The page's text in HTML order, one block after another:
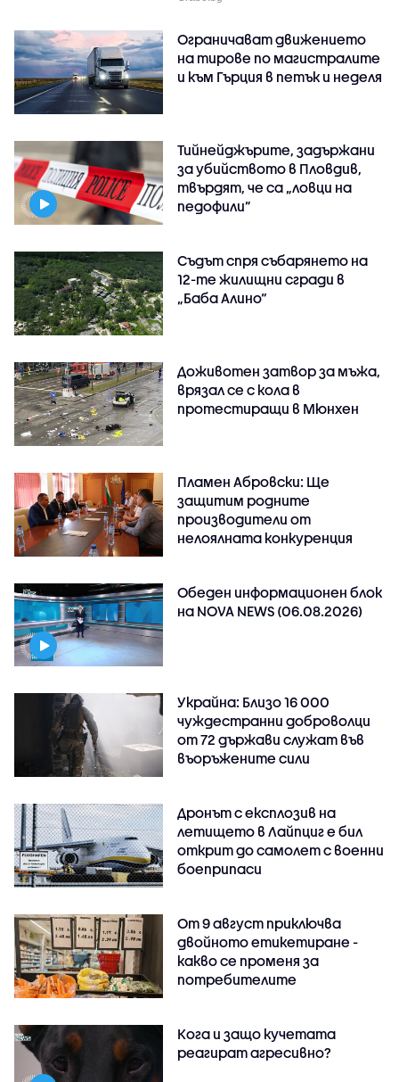
Ограничават движението
на тирове по магистралите
и към Гърция в петък и неделя
Тийнейджърите, задържани
за убийството в Пловдив,
твърдят, че са „ловци на
педофили”
Съдът спря събарянето на
12-те жилищни сгради в
„Баба Алино“
Доживотен затвор за мъжа,
врязал се с кола в
протестиращи в Мюнхен
Пламен Абровски: Ще
защитим родните
производители от
нелоялната конкуренция
Обеден информационен блок
на NOVA NEWS (06.08.2026)
Украйна: Близо 16 000
чуждестранни доброволци
от 72 държави служат във
въоръжените сили
Дронът с експлозив на
летището в Лайпциг е бил
открит до самолет с военни
боеприпаси
От 9 август приключва
двойното етикетиране -
какво се променя за
потребителите
Кога и защо кучетата
реагират агресивно?